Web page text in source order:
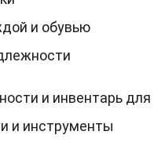
и обувью
и инвентарь для
и инструменты